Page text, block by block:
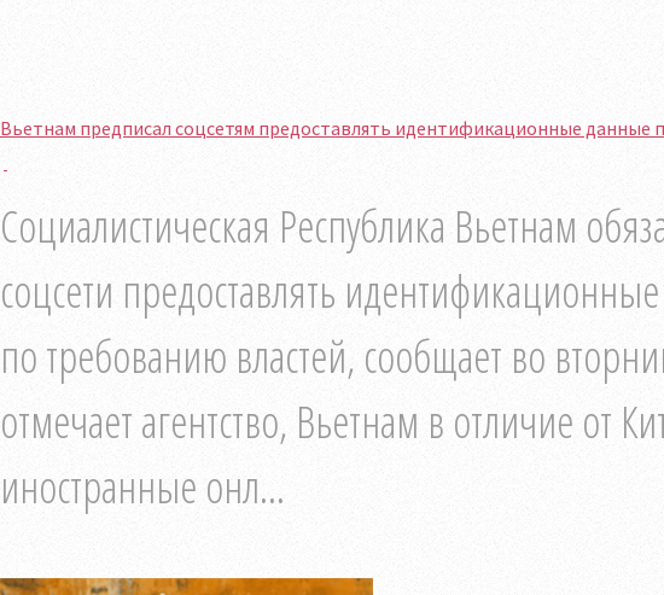
Вьетнам предписал соцсетям предоставлять идентификационные данные
Социалистическая Республика Вьетнам
соцсети предоставлять
по требованию властей, сообщает во
отмечает агентство, Вьетнам в отличие от
иностранные онл...